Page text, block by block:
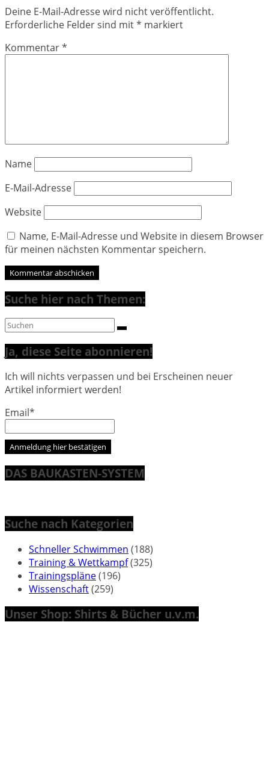
Deine E-Mail-Adresse wird nicht veröffentlicht.
Erforderliche Felder sind mit* markiert
Kommentar*
Name
E-Mail-Adresse
Website
Name, E-Mail-Adresse und Website in diesem Browser
für meinen nächsten Kommentar speichern.
Suche hier nach Themen:
Ja, diese Seite abonnieren!
Ich will nichts verpassen und bei Erscheinen neuer
Artikel informiert werden!
Email*
DAS BAUKASTEN-SYSTEM
Suche nach Kategorien
Schneller Schwimmen (188)
Training & Wettkampf(325)
Trainingspläne(196)
Wissenschaft(259)
Unser Shop: Shirts & Bücher u.v.m.